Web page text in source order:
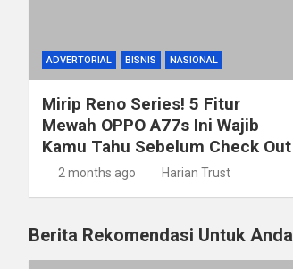
ADVERTORIAL BISNIS NASIONAL
Mirip Reno Series! 5 Fitur
Mewah OPPO A77s Ini Wajib
Kamu Tahu Sebelum Check Out
2 months ago Harian Trust
Berita Rekomendasi Untuk Anda